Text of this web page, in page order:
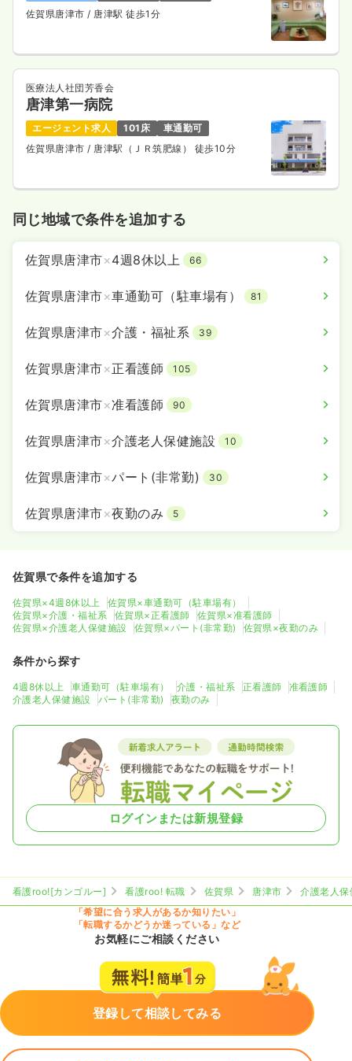
佐賀県唐津市/ 唐津駅 徒歩1分
医療法人社団芳香会
唐津第一病院
エージェント求人 101床
車通勤可
佐賀県唐津市/ 唐津駅（ＪＲ筑肥線） 徒歩10分
同じ地域で条件を追加する
佐賀県唐津市×4週8休以上 66
佐賀県唐津市×車通勤可（駐車場有） 81
佐賀県唐津市×介護・福祉系 39
佐賀県唐津市×正看護師 105
佐賀県唐津市×准看護師 90
佐賀県唐津市×介護老人保健施設 10
佐賀県唐津市×パート(非常勤) 30
佐賀県唐津市×夜勤のみ 5
佐賀県で条件を追加する
佐賀県×4週8休以上
佐賀県×車通勤可（駐車場有）
佐賀県×介護・福祉系
佐賀県×正看護師
佐賀県×准看護師
佐賀県×介護老人保健施設
佐賀県×パート(非常勤) 佐賀県×夜勤のみ
条件から探す
4週8休以上 車通勤可（駐車場有） 介護・福祉系 正看護師
准看護師
介護老人保健施設
パート(非常勤) 夜勤のみ
ログインまたは新規登録
看護roo![カンゴルー] 看護roo! 転職 佐賀県 唐津市
介護老人
「希望に合う求人があるか知りたい」
「転職するかどうか迷っている」など
お気軽にご相談ください
登録して相談してみる